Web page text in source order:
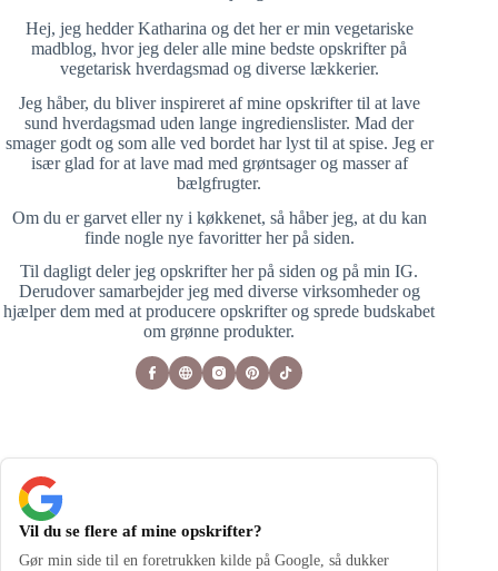
Hej, jeg hedder Katharina og det her er min vegetariske
madblog, hvor jeg deler alle mine bedste opskrifter på
vegetarisk hverdagsmad og diverse lækkerier.
Jeg håber, du bliver inspireret af mine opskrifter til at lave
sund hverdagsmad uden lange ingredienslister. Mad der
smager godt og som alle ved bordet har lyst til at spise. Jeg er
især glad for at lave mad med grøntsager og masser af
bælgfrugter.
Om du er garvet eller ny i køkkenet, så håber jeg, at du kan
finde nogle nye favoritter her på siden.
Til dagligt deler jeg opskrifter her på siden og på min IG.
Derudover samarbejder jeg med diverse virksomheder og
hjælper dem med at producere opskrifter og sprede budskabet
om grønne produkter.
Vil du se flere af mine opskrifter?
Gør min side til en foretrukken kilde på Google, så dukker